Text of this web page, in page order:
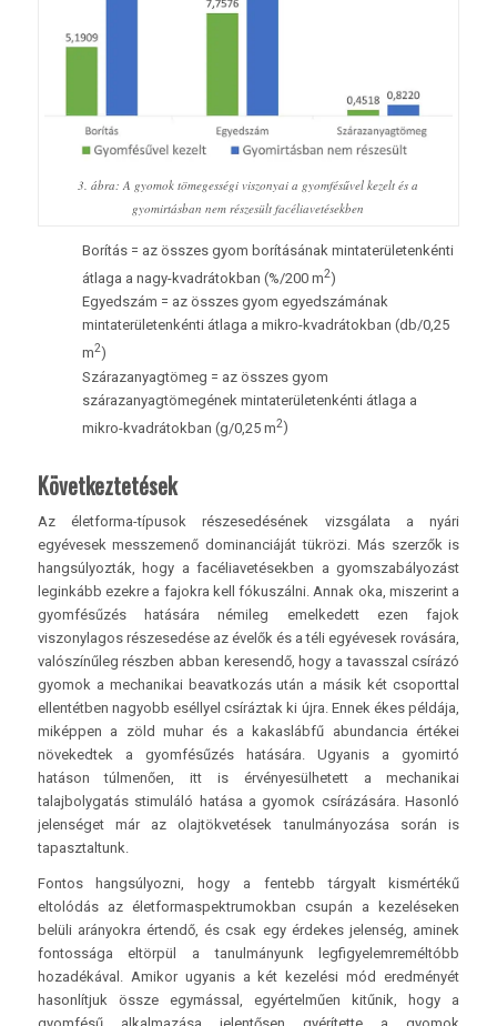
3. ábra: A gyomok tömegességi viszonyai a gyomfésűvel kezelt és a
gyomirtásban nem részesült facéliavetésekben
Borítás = az összes gyom borításának mintaterületenkénti
átlaga a nagy-kvadrátokban (%/200 m2)
Egyedszám = az összes gyom egyedszámának
mintaterületenkénti átlaga a mikro-kvadrátokban (db/0,25
m2)
Szárazanyagtömeg = az összes gyom
szárazanyagtömegének mintaterületenkénti átlaga a
mikro-kvadrátokban (g/0,25 m2)
Következtetések
Az életforma-típusok részesedésének vizsgálata a nyári
egyévesek messzemenő dominanciáját tükrözi. Más szerzők is
hangsúlyozták, hogy a facéliavetésekben a gyomszabályozást
leginkább ezekre a fajokra kell fókuszálni. Annak oka, miszerint a
gyomfésűzés hatására némileg emelkedett ezen fajok
viszonylagos részesedése az évelők és a téli egyévesek rovására,
valószínűleg részben abban keresendő, hogy a tavasszal csírázó
gyomok a mechanikai beavatkozás után a másik két csoporttal
ellentétben nagyobb eséllyel csíráztak ki újra. Ennek ékes példája,
miképpen a zöld muhar és a kakaslábfű abundancia értékei
növekedtek a gyomfésűzés hatására. Ugyanis a gyomirtó
hatáson túlmenően, itt is érvényesülhetett a mechanikai
talajbolygatás stimuláló hatása a gyomok csírázására. Hasonló
jelenséget már az olajtökvetések tanulmányozása során is
tapasztaltunk.
Fontos hangsúlyozni, hogy a fentebb tárgyalt kismértékű
eltolódás az életformaspektrumokban csupán a kezeléseken
belüli arányokra értendő, és csak egy érdekes jelenség, aminek
fontossága eltörpül a tanulmányunk legfigyelemreméltóbb
hozadékával. Amikor ugyanis a két kezelési mód eredményét
hasonlítjuk össze egymással, egyértelműen kitűnik, hogy a